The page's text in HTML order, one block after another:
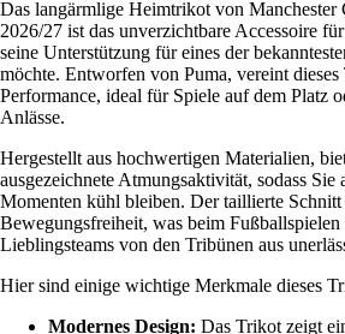
Das langärmlige Heimtrikot von Manchester
2026/27 ist das unverzichtbare Accessoire
seine Unterstützung für eines der
möchte. Entworfen von Puma, vereint
Performance, ideal für Spiele auf dem Platz
Anlässe.
Hergestellt aus hochwertigen Materialien,
ausgezeichnete Atmungsaktivität, sodass Sie
Momenten kühl bleiben. Der taillierte
Bewegungsfreiheit, was beim
Lieblingsteams von den Tribünen aus
Hier sind einige wichtige Merkmale dieses
Modernes Design: Das Trikot zeigt